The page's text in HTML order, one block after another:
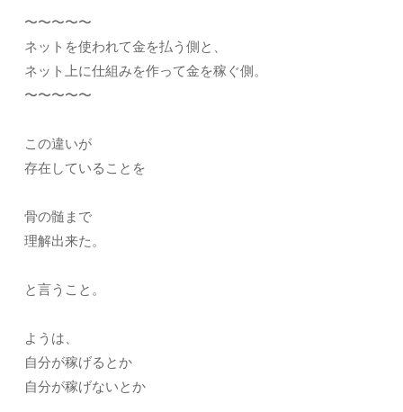
〜〜〜〜〜
ネットを使われて金を払う側と、
ネット上に仕組みを作って金を稼ぐ側。
〜〜〜〜〜
この違いが
存在していることを
骨の髄まで
理解出来た。
と言うこと。
ようは、
自分が稼げるとか
自分が稼げないとか